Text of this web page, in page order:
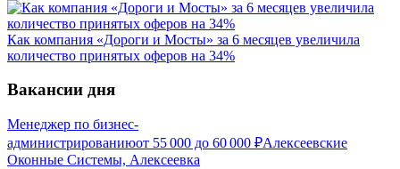
Как компания «Дороги и Мосты» за 6 месяцев увеличила
количество принятых оферов на 34%
Вакансии дня
Менеджер по бизнес-
администрированиюот 55 000 до 60 000 ₽Алексеевские
Оконные Системы, Алексеевка